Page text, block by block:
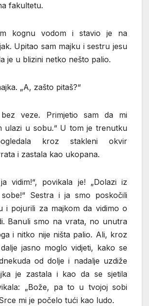
fakultetu.
kognu vodom i stavio je na
Upitao sam majku i sestru jesu
je u blizini netko nešto palio.
„A, zašto pitaš?“
veze. Primjetio sam da mi
ulazi u sobu.“ U tom je trenutku
kroz stakleni okvir
i zastala kao ukopana.
vidim!“, povikala je! „Dolazi iz
sobe!“ Sestra i ja smo poskočili
i pojurili za majkom da vidimo o
Banuli smo na vrata, no unutra
i nitko nije ništa palio. Ali, kroz
jasno moglo vidjeti, kako se
od dolje i nadalje uzdiže
je zastala i kao da se sjetila
„Bože, pa to u tvojoj sobi
mi je počelo tući kao ludo.